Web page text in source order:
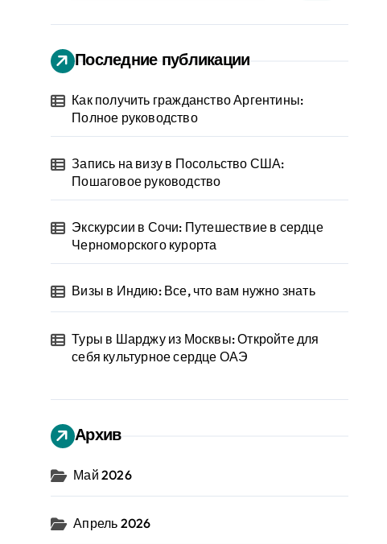
Последние публикации
Как получить гражданство Аргентины:
Полное руководство
Запись на визу в Посольство США:
Пошаговое руководство
Экскурсии в Сочи: Путешествие в сердце
Черноморского курорта
Визы в Индию: Все, что вам нужно знать
Туры в Шарджу из Москвы: Откройте для
себя культурное сердце ОАЭ
Архив
Май 2026
Апрель 2026